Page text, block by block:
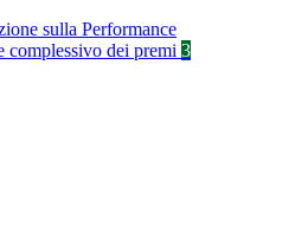
sulla Performance
complessivo dei premi 3